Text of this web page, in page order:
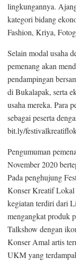
lingkungannya.
kategori bidang
Fashion, Kriya,
Selain modal usaha
pemenang akan
pendampingan
di Bukalapak, serta
usaha mereka. Para
sebagai peserta
bit.ly/
Pengumuman
November 2020
Pada penghujung
Konser Kreatif Lokal
kegiatan terdiri dari
mengangkat produk
Talkshow dengan
Konser Amal artis
UKM yang